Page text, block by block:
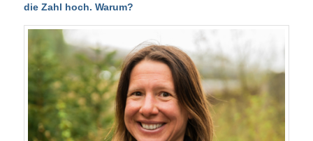
die Zahl hoch. Warum?